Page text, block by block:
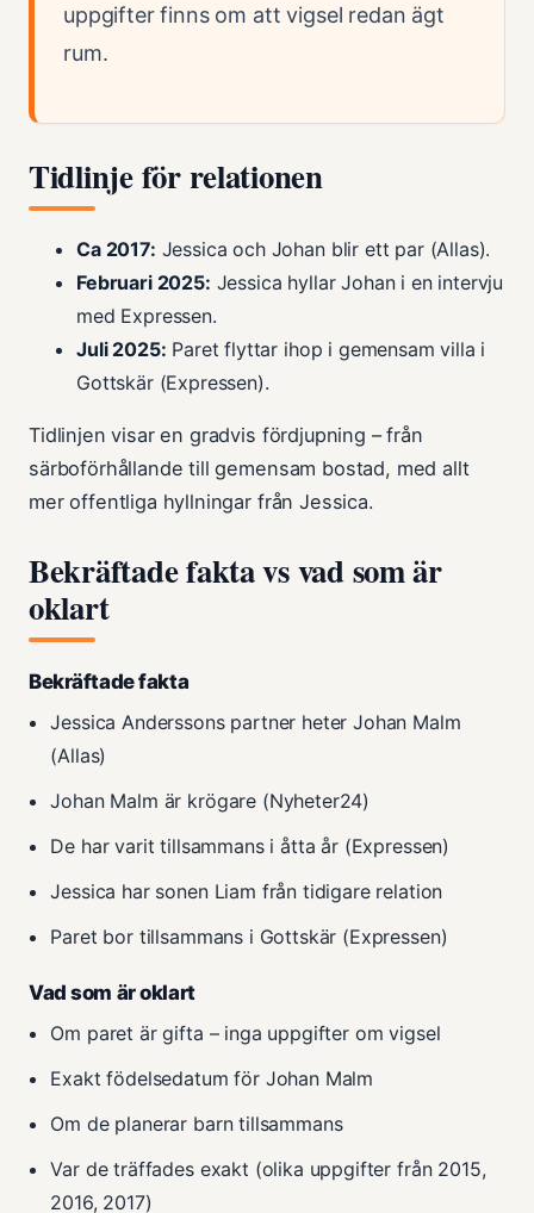
uppgifter finns om att vigsel redan ägt
rum.
Tidlinje för relationen
Ca 2017: Jessica och Johan blir ett par (Allas).
Februari 2025: Jessica hyllar Johan i en intervju
med Expressen.
Juli 2025: Paret flyttar ihop i gemensam villa i
Gottskär (Expressen).
Tidlinjen visar en gradvis fördjupning – från
särboförhållande till gemensam bostad, med allt
mer offentliga hyllningar från Jessica.
Bekräftade fakta vs vad som är
oklart
Bekräftade fakta
Jessica Anderssons partner heter Johan Malm
(Allas)
Johan Malm är krögare (Nyheter24)
De har varit tillsammans i åtta år (Expressen)
Jessica har sonen Liam från tidigare relation
Paret bor tillsammans i Gottskär (Expressen)
Vad som är oklart
Om paret är gifta – inga uppgifter om vigsel
Exakt födelsedatum för Johan Malm
Om de planerar barn tillsammans
Var de träffades exakt (olika uppgifter från 2015,
2016, 2017)